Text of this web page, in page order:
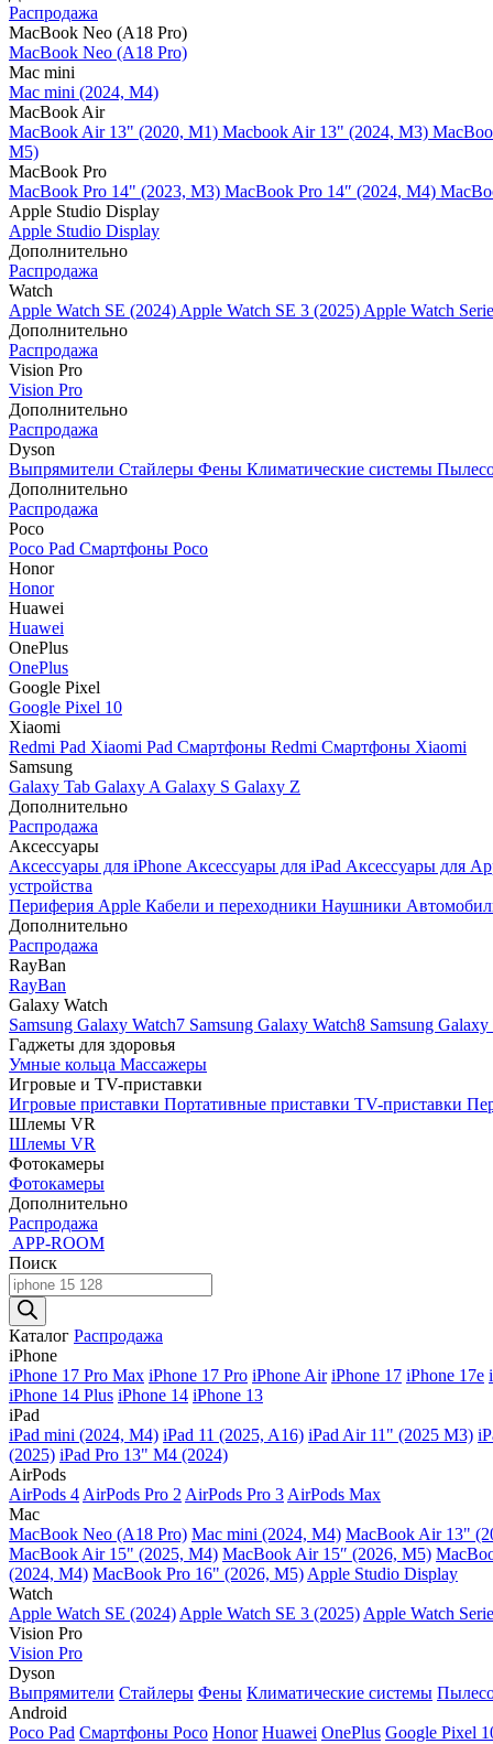
Распродажа
MacBook Neo (A18 Pro)
MacBook Neo (A18 Pro)
Mac mini
Mac mini (2024, M4)
MacBook Air
MacBook Air 13" (2020, M1) Macbook Air 13" (2024, M3)
M5)
MacBook Pro
MacBook Pro 14" (2023, M3) MacBook Pro 14″ (2024, M4)
Apple Studio Display
Apple Studio Display
Дополнительно
Распродажа
Watch
Apple Watch SE (2024) Apple Watch SE 3 (2025) Apple Watch
Дополнительно
Распродажа
Vision Pro
Vision Pro
Дополнительно
Распродажа
Dyson
Выпрямители Стайлеры Фены Климатические системы
Дополнительно
Распродажа
Poco
Poco Pad Смартфоны Poco
Honor
Honor
Huawei
Huawei
OnePlus
OnePlus
Google Pixel
Google Pixel 10
Xiaomi
Redmi Pad Xiaomi Pad Смартфоны Redmi Смартфоны Xiaomi
Samsung
Galaxy Tab Galaxy A Galaxy S Galaxy Z
Дополнительно
Распродажа
Аксессуары
Аксессуары для iPhone Аксессуары для iPad Аксессуары для
устройства
Периферия Apple Кабели и переходники Наушники
Дополнительно
Распродажа
RayBan
RayBan
Galaxy Watch
Samsung Galaxy Watch7 Samsung Galaxy Watch8 Samsung
Гаджеты для здоровья
Умные кольца Массажеры
Игровые и TV-приставки
Игровые приставки Портативные приставки TV-приставки
Шлемы VR
Шлемы VR
Фотокамеры
Фотокамеры
Дополнительно
Распродажа
APP-ROOM
Поиск
Поиск
товаров
Каталог Распродажа
iPhone
iPhone 17 Pro Max iPhone 17 Pro iPhone Air iPhone 17 iPhone 17e
iPhone 14 Plus iPhone 14 iPhone 13
iPad
iPad mini (2024, M4) iPad 11 (2025, A16) iPad Air 11" (2025 M3)
(2025) iPad Pro 13" M4 (2024)
AirPods
AirPods 4 AirPods Pro 2 AirPods Pro 3 AirPods Max
Mac
MacBook Neo (A18 Pro) Mac mini (2024, M4) MacBook Air 13"
MacBook Air 15" (2025, M4) MacBook Air 15″ (2026, M5)
(2024, M4) MacBook Pro 16" (2026, M5) Apple Studio Display
Watch
Apple Watch SE (2024) Apple Watch SE 3 (2025) Apple Watch
Vision Pro
Vision Pro
Dyson
Выпрямители Стайлеры Фены Климатические системы
Android
Poco Pad Смартфоны Poco Honor Huawei OnePlus Google Pixel